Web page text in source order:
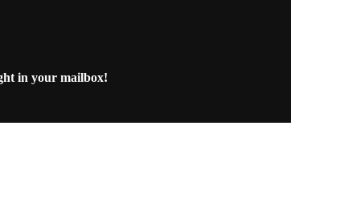
in your mailbox!